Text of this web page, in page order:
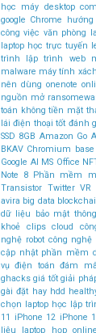
học máy desktop
google Chrome
hướng
công việc văn phòng
laptop học trực tuyến
trình
lập trình web
malware máy tính
nên dùng onenote
nguồn mở
toán không tiền mặt
lái điện thoại tốt đánh
SSD 8GB Amazon Go
BKAV Chromium base
Google AI MS Office
Note 8 Phần mềm
Transistor Twitter VR
avira big data
dữ liệu
bảo mật
khoẻ
clips cloud
nghệ robot công
cập nhật phần mềm
vụ điện toán đám
ghacks giá tốt giải
gài đặt hay hdd
chọn laptop học lập
11
iPhone 12 iPhone
liệu
laptop họp online